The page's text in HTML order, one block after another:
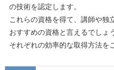
の技術を認定します。
これらの資格を得て、講師や独
おすすめの資格と言えるでしょ
それぞれの効率的な取得方法を